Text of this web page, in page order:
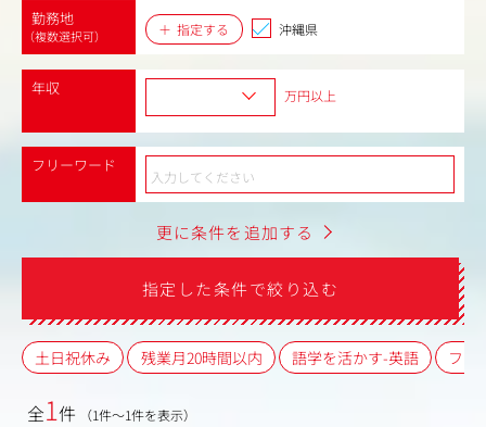
勤務地
（複数選択可） 指定する 沖縄県
年収 万円以上
フリーワード
更に条件を追加する
指定した条件で絞り込む
土日祝休み 残業月20時間以内 語学を活かす-英語 フレ
全1件 （1件～1件を表示）